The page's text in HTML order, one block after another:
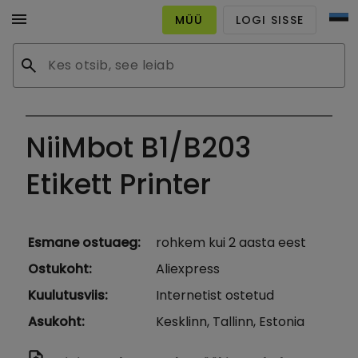
menu
search
MÜÜ LOGI SISSE
NiiMbot B1/B203
Etikett Printer
Esmane ostuaeg:
rohkem kui 2 aasta eest
Ostukoht:
Aliexpress
Kuulutusviis:
Internetist ostetud
Asukoht: Kesklinn, Tallinn, Estonia